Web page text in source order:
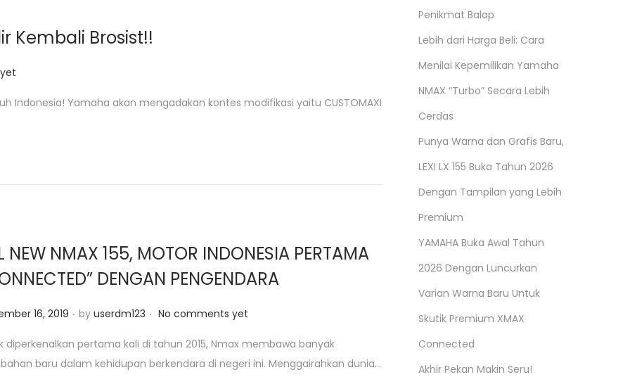
Kembali Brosist!!
Indonesia! Yamaha akan mengadakan kontes modifikasi yaitu CUSTOMAXI
NEW NMAX 155, MOTOR INDONESIA PERTAMA
DENGAN PENGENDARA
16, 2019 . by userdm123 . No comments yet
diperkenalkan pertama kali di tahun 2015, Nmax membawa banyak
baru dalam kehidupan berkendara di negeri ini. Menggairahkan dunia…
Penikmat Balap
Lebih dari Harga Beli: Cara
Menilai Kepemilikan Yamaha
NMAX “Turbo” Secara Lebih
Cerdas
Punya Warna dan Grafis Baru,
LEXI LX 155 Buka Tahun 2026
Dengan Tampilan yang Lebih
Premium
YAMAHA Buka Awal Tahun
2026 Dengan Luncurkan
Varian Warna Baru Untuk
Skutik Premium XMAX
Connected
Akhir Pekan Makin Seru!